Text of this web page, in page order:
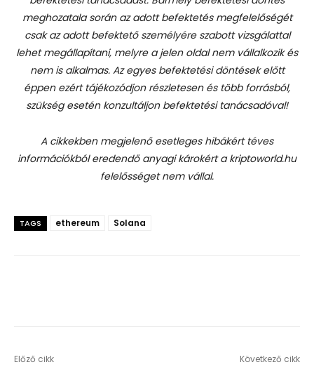
meghozatala során az adott befektetés megfelelőségét
csak az adott befektető személyére szabott vizsgálattal
lehet megállapítani, melyre a jelen oldal nem vállalkozik és
nem is alkalmas. Az egyes befektetési döntések előtt
éppen ezért tájékozódjon részletesen és több forrásból,
szükség esetén konzultáljon befektetési tanácsadóval!
A cikkekben megjelenő esetleges hibákért téves
információkból eredendő anyagi károkért a kriptoworld.hu
felelősséget nem vállal.
TAGS ethereum Solana
Előző cikk Következő cikk